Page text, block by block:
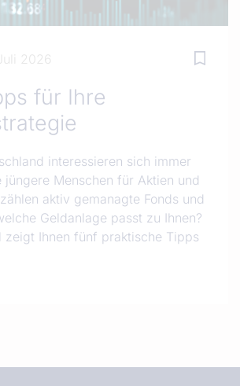
2026
für Ihre
interessieren sich immer
jüngere Menschen für Aktien und
aktiv gemanagte Fonds und
Geldanlage passt zu Ihnen?
zeigt Ihnen fünf praktische Tipps